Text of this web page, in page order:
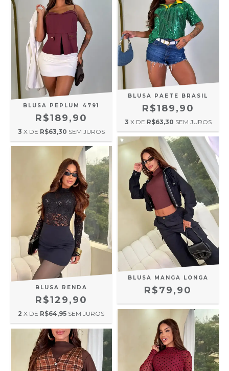
BLUSA PEPLUM 4791
R$189,90
3 X DE R$63,30 SEM JUROS
BLUSA PAETE BRASIL
R$189,90
3 X DE R$63,30 SEM JUROS
BLUSA RENDA
R$129,90
2 X DE R$64,95 SEM JUROS
BLUSA MANGA LONGA
R$79,90